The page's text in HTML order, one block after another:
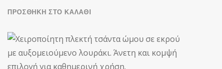
ΠΡΟΣΘΉΚΗ ΣΤΟ ΚΑΛΆΘΙ